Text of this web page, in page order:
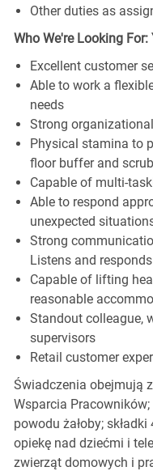
Other duties as
Who We're Looking For:
Excellent customer
Able to work a
needs
Strong
Physical stamina to
floor buffer and
Capable of multi-
Able to respond
unexpected
Strong
Listens and
Capable of lifting
reasonable
Standout colleague,
supervisors
Retail customer
Świadczenia obejmują
Wsparcia
powodu żałoby;
opiekę nad dziećmi i
zwierząt domowych i